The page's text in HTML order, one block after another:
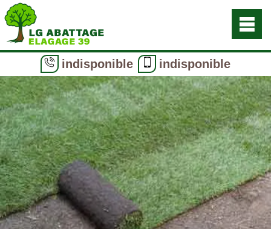
indisponible indisponible